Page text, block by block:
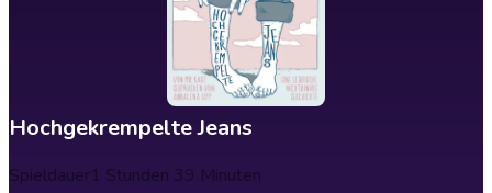
Hochgekrempelte Jeans
Spieldauer1 Stunden 39 Minuten